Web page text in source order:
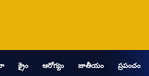
క్రైం ఆరోగ్యం జాతీయం ప్రపంచం